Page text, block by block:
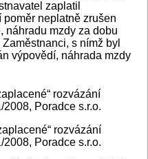
zaplatil
neplatně zrušen
náhradu mzdy za dobu
s nímž byl
výpovědí, náhrada mzdy
rozvázání
Poradce s.r.o.
rozvázání
Poradce s.r.o.